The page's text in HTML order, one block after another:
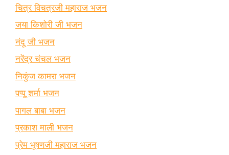
चित्र विचत्रजी महाराज भजन
जया किशोरी जी भजन
नंदू जी भजन
नरेंद्र चंचल भजन
निकुंज कामरा भजन
पप्पू शर्मा भजन
पागल बाबा भजन
प्रकाश माली भजन
प्रेम भूषणजी महाराज भजन